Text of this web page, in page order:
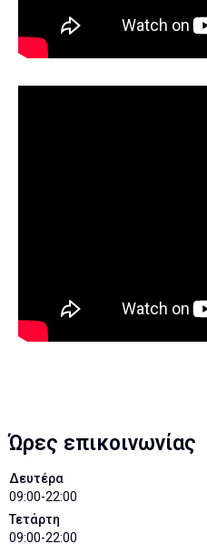
Ώρες επικοινωνίας
Δευτέρα
09:00-22:00
Τετάρτη
09:00-22:00